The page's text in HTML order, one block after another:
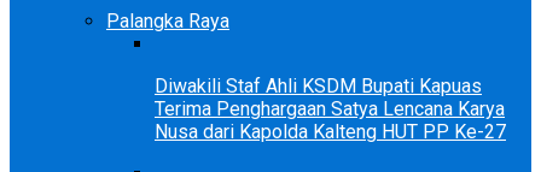
Palangka Raya
Diwakili Staf Ahli KSDM Bupati Kapuas
Terima Penghargaan Satya Lencana Karya
Nusa dari Kapolda Kalteng HUT PP Ke-27